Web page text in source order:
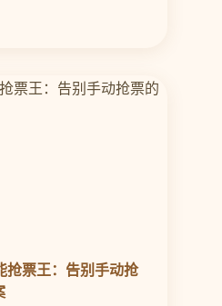
票王：告别手动抢